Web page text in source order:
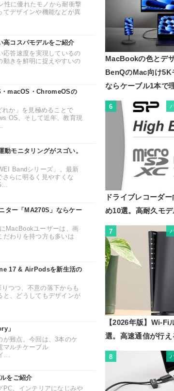
性に優れたモノから耐衝撃
てデザインや機能などが異
高コスパモデルをご紹介
応答速度を実現しているの
動きを鮮明に捉えやすいの
macOS・ChromeOSの
か」を見極めることで
OS、そして近年、教育現
モニタリングがスゴい。
Bandシリーズ」。最新
らに明るく見やすくな
ター「MA270S」ならケー
MacBookユーザーは、画
だわりを持つ方も多いは
17 & AirPodsを新生活の
つつ、不意の落下からも
と、どうしてもデザインが
」
難点。今回は、3本のケ
マルチケーブル
...
をご紹介
PC。インテリアになじみや
MacBookの色とデ
BenQのMac向け5K
ならケーブル1本で
6
ドライブレコーダ
め10選。高耐久モ
7
【2026年版】Wi-Fi
選。高速通信が行
8